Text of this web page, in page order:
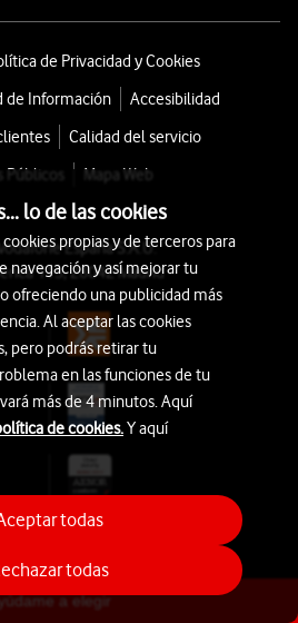
a elegir
de Privacidad y Cookies
de Información
Accesibilidad
Calidad del servicio
Mapa Web
España S.A.U.
115, 28042 Madrid
lo de las cookies
propias y de terceros para
navegación y así mejorar tu
ofreciendo una publicidad más
Al aceptar las cookies
pero podrás retirar tu
en las funciones de tu
más de 4 minutos. Aquí
de cookies.Y aquí
todas
todas